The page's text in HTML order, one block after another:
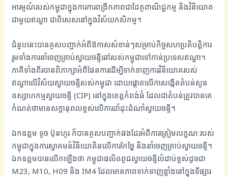
អារម្មណ៍របស់កម្ពុជាក្នុងការការពង្រីកភាពជាដៃគូពាណិជ្ជកម្ម និងវិនិយោគ
ជាមួយឥណ្ឌា ជាពិសេសនៅក្នុងវិស័យកសិកម្ម។
ជំនួបនេះបានគូសបញ្ជាក់អំពីឱកាសសំខាន់ៗសម្រាប់កិច្ចសហប្រតិបត្តិការ
រួមទាំងការនាំចេញគ្រាប់ស្វាយចន្ទីឆៅរបស់កម្ពុជាទៅកាន់ប្រទេសឥណ្ឌា។
ភាគីទាំងពីរបានពិភាក្សាអំពីផែនការដើម្បីទាក់ទាញការវិនិយោគរបស់
ឥណ្ឌាលើវិស័យស្វាយចន្ទីរបស់កម្ពុជា ដោយផ្តោតលើការបង្កើតតំបន់សួន
ឧស្សាហកម្មស្វាយចន្ទី (CIP) នៅក្នុងខេត្តកំពង់ធំ ដែលជាតំបន់ត្រូវបានគេ
កំណត់ថាមានសក្តានុពលខ្ពស់លើការដាំដុះដំណាំស្វាយចន្ទី។
ឯកឧត្តម ទូច ប៊ុនហូរ ក៏បានគូសបញ្ជាក់ផងដែរអំពីការត្រៀមលក្ខណៈរបស់
កម្ពុជាក្នុងការស្វាគមន៍វិនិយោគិនលើការកែច្នៃ និងនាំចេញគ្រាប់ស្វាយចន្ទី។
ឯកឧត្តមបានលើកឡើងថា កម្ពុជាផលិតពូជស្វាយចន្ទីលំដាប់ខ្ពស់ដូចជា
M23, M10, H09 និង IM4 ដែលមានភាពទាក់ទាញខ្លាំងនៅក្នុងទីផ្សារ